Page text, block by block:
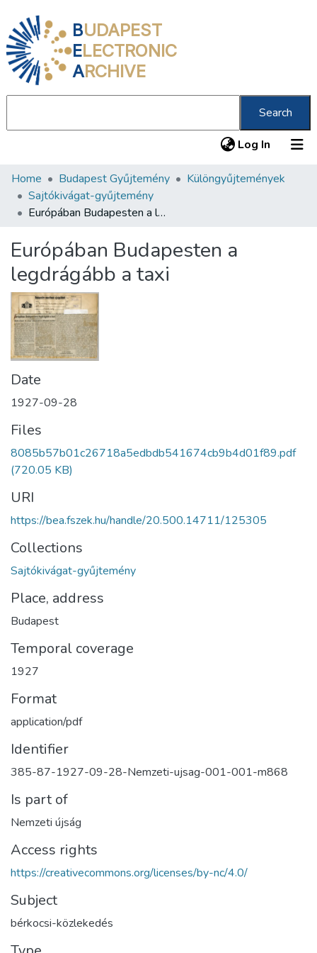
BUDAPEST
ELECTRONIC
ARCHIVE
Search
Log In (current)
Communities & Collections
All of DSpace
About us
Home Budapest Gyűjtemény
Különgyűjtemények
Sajtókivágat-gyűjtemény
Európában Budapesten a legdrágább a taxi
Európában Budapesten a
legdrágább a taxi
Date
1927-09-28
Files
8085b57b01c26718a5edbdb541674cb9b4d01f89.pdf
(720.05 KB)
URI
https://bea.fszek.hu/handle/20.500.14711/125305
Collections
Sajtókivágat-gyűjtemény
Place, address
Budapest
Temporal coverage
1927
Format
application/pdf
Identifier
385-87-1927-09-28-Nemzeti-ujsag-001-001-m868
Is part of
Nemzeti újság
Access rights
https://creativecommons.org/licenses/by-nc/4.0/
Subject
bérkocsi-közlekedés